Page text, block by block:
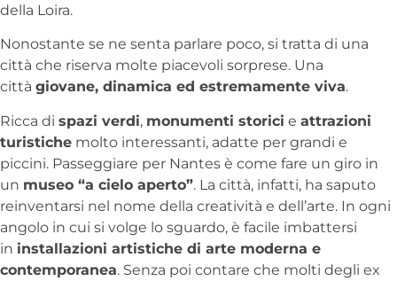
della Loira.
Nonostante se ne senta parlare poco, si tratta di una
città che riserva molte piacevoli sorprese. Una
città giovane, dinamica ed estremamente viva.
Ricca di spazi verdi, monumenti storici e attrazioni
turistiche molto interessanti, adatte per grandi e
piccini. Passeggiare per Nantes è come fare un giro in
un museo “a cielo aperto”. La città, infatti, ha saputo
reinventarsi nel nome della creatività e dell’arte. In ogni
angolo in cui si volge lo sguardo, è facile imbattersi
in installazioni artistiche di arte moderna e
contemporanea. Senza poi contare che molti degli ex